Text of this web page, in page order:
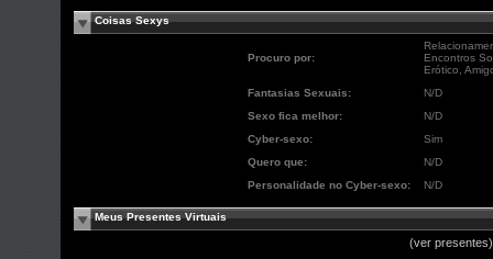
Coisas Sexys
Procuro por:
Encontros
Erótico,
Fantasias Sexuais:
N/D
Sexo fica melhor:
N/D
Cyber-sexo:
Sim
Quero que:
N/D
Personalidade no Cyber-sexo:
N/D
Meus Presentes Virtuais
(ver presentes)